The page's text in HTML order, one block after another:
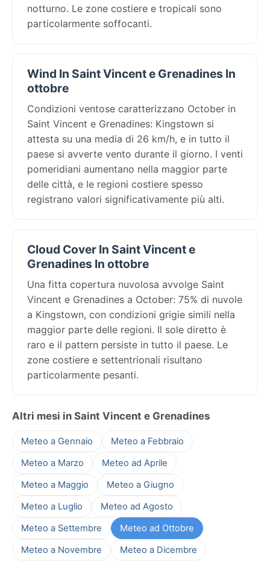
notturno. Le zone costiere e tropicali sono
particolarmente soffocanti.
Wind In Saint Vincent e Grenadines In
ottobre
Condizioni ventose caratterizzano October in
Saint Vincent e Grenadines: Kingstown si
attesta su una media di 26 km/h, e in tutto il
paese si avverte vento durante il giorno. I venti
pomeridiani aumentano nella maggior parte
delle città, e le regioni costiere spesso
registrano valori significativamente più alti.
Cloud Cover In Saint Vincent e
Grenadines In ottobre
Una fitta copertura nuvolosa avvolge Saint
Vincent e Grenadines a October: 75% di nuvole
a Kingstown, con condizioni grigie simili nella
maggior parte delle regioni. Il sole diretto è
raro e il pattern persiste in tutto il paese. Le
zone costiere e settentrionali risultano
particolarmente pesanti.
Altri mesi in Saint Vincent e Grenadines
Meteo a Gennaio
Meteo a Febbraio
Meteo a Marzo
Meteo ad Aprile
Meteo a Maggio
Meteo a Giugno
Meteo a Luglio
Meteo ad Agosto
Meteo a Settembre
Meteo ad Ottobre
Meteo a Novembre
Meteo a Dicembre